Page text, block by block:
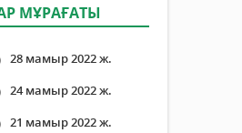
МҰРАҒАТЫ
28 мамыр 2022 ж.
24 мамыр 2022 ж.
21 мамыр 2022 ж.